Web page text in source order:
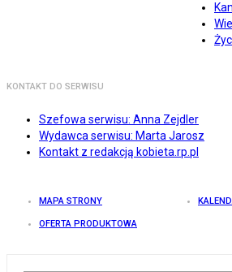
KONTAKT DO SERWISU
Szefowa serwisu: Anna Zejdler
Wydawca serwisu: Marta Jarosz
Kontakt z redakcją kobieta.rp.pl
MAPA STRONY
OFERTA PRODUKTOWA